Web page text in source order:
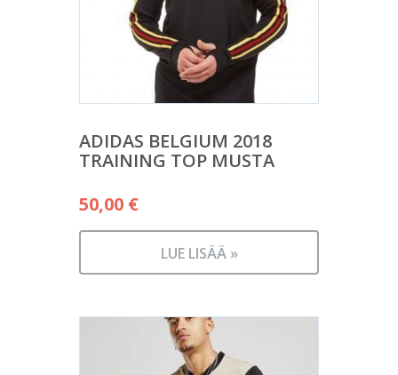
ADIDAS BELGIUM 2018
TRAINING TOP MUSTA
50,00 €
LUE LISÄÄ »